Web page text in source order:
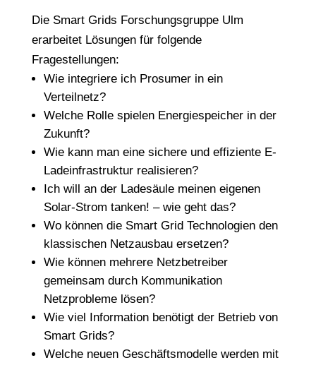
Die Smart Grids Forschungsgruppe Ulm
erarbeitet Lösungen für folgende
Fragestellungen:
Wie integriere ich Prosumer in ein
Verteilnetz?
Welche Rolle spielen Energiespeicher in der
Zukunft?
Wie kann man eine sichere und effiziente E-
Ladeinfrastruktur realisieren?
Ich will an der Ladesäule meinen eigenen
Solar-Strom tanken! – wie geht das?
Wo können die Smart Grid Technologien den
klassischen Netzausbau ersetzen?
Wie können mehrere Netzbetreiber
gemeinsam durch Kommunikation
Netzprobleme lösen?
Wie viel Information benötigt der Betrieb von
Smart Grids?
Welche neuen Geschäftsmodelle werden mit